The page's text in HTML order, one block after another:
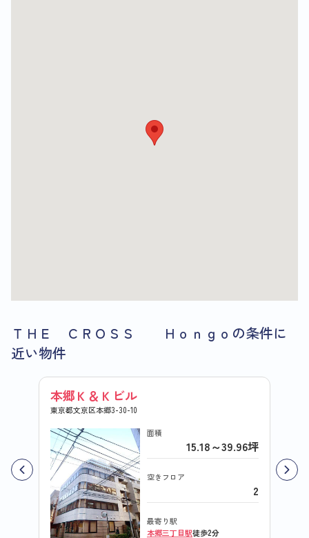
ＴＨＥ ＣＲＯＳＳ Ｈｏｎｇｏの条件に
近い物件
本郷Ｋ＆Ｋビル
東京都文京区本郷3-30-10
面積
15.18～39.96坪
空きフロア
2
最寄り駅
本郷三丁目駅徒歩2分